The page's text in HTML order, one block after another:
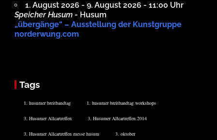
1. August 2026 - 9. August 2026 - 11:00 Uhr
Speicher Husum - Husum
„übergänge“ – Ausstellung der Kunstgruppe
norderwung.com
Tags
1. husumer breitbandtag 1. husumer breitbandtag workshops
3. Husumer Allcartreffen 3. Husumer Allcartreffen 2014
3. Husumer Allcartreffen messe husum 3. oktober